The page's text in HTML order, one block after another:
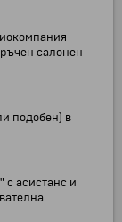
салонен
подобен) в
с асистанс и